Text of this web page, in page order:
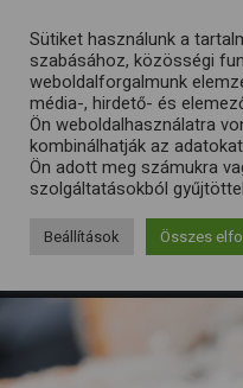
Sütiket használunk a
szabásához, közösségi
weboldalforgalmunk
média-, hirdető- és
Ön weboldalhasználatra
kombinálhatják az
Ön adott meg számukra
szolgáltatásokból
Beállítások Összes